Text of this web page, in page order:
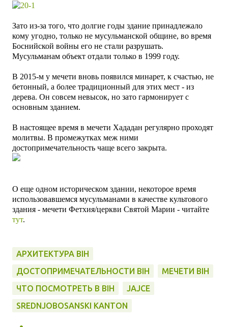
Зато из-за того, что долгие годы здание принадлежало
кому угодно, только не мусульманской общине, во время
Боснийской войны его не стали разрушать.
Мусульманам объект отдали только в 1999 году.
В 2015-м у мечети вновь появился минарет, к счастью, не
бетонный, а более традиционный для этих мест - из
дерева. Он совсем невысок, но зато гармонирует с
основным зданием.
В настоящее время в мечети Хададан регулярно проходят
молитвы. В промежутках меж ними
достопримечательность чаще всего закрыта.
О еще одном историческом здании, некоторое время
использовавшемся мусульманами в качестве культового
здания - мечети Фетхия/церкви Святой Марии - читайте
тут.
АРХИТЕКТУРА BIH
ДОСТОПРИМЕЧАТЕЛЬНОСТИ BIH
МЕЧЕТИ BIH
ЧТО ПОСМОТРЕТЬ В BIH
JAJCE
SREDNJOBOSANSKI KANTON